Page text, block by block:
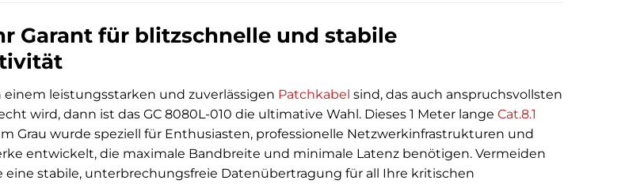
Garant für blitzschnelle und stabile
einem leistungsstarken und zuverlässigen Patchkabel sind, das auch anspruchsvollsten
wird, dann ist das GC 8080L-010 die ultimative Wahl. Dieses 1 Meter lange Cat.8.1
Grau wurde speziell für Enthusiasten, professionelle Netzwerkinfrastrukturen und
entwickelt, die maximale Bandbreite und minimale Latenz benötigen. Vermeiden
eine stabile, unterbrechungsfreie Datenübertragung für all Ihre kritischen